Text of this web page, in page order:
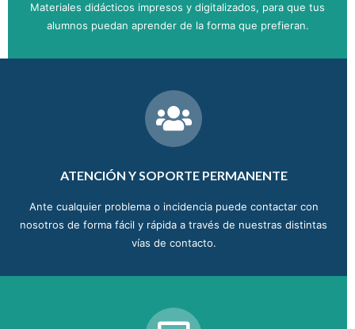
Materiales didácticos impresos y digitalizados, para que tus
alumnos puedan aprender de la forma que prefieran.
ATENCIÓN Y SOPORTE PERMANENTE
Ante cualquier problema o incidencia puede contactar con
nosotros de forma fácil y rápida a través de nuestras distintas
vías de contacto.